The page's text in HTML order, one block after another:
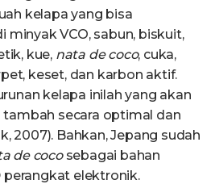
kelapa yang bisa
VCO, sabun, biskuit,
kue, nata de coco, cuka,
keset, dan karbon aktif.
kelapa inilah yang akan
secara optimal dan
2007). Bahkan, Jepang sudah
de cocosebagai bahan
perangkat elektronik.